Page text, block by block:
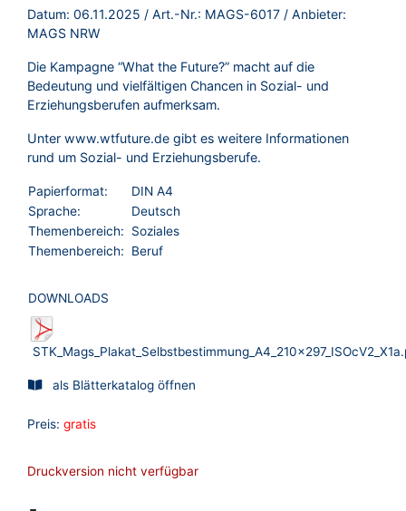
Datum: 06.11.2025 / Art.-Nr.: MAGS-6017 / Anbieter:
MAGS NRW
Die Kampagne “What the Future?” macht auf die
Bedeutung und vielfältigen Chancen in Sozial- und
Erziehungsberufen aufmerksam.
Unter www.wtfuture.de gibt es weitere Informationen
rund um Sozial- und Erziehungsberufe.
Papierformat:
DIN A4
Sprache:
Deutsch
Themenbereich:
Soziales
Themenbereich:
Beruf
DOWNLOADS
als Blätterkatalog öffnen
Preis: gratis
Druckversion nicht verfügbar